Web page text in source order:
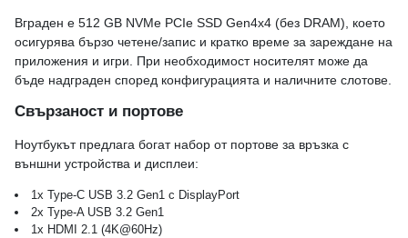
Вграден е 512 GB NVMe PCIe SSD Gen4x4 (без DRAM), което
осигурява бързо четене/запис и кратко време за зареждане на
приложения и игри. При необходимост носителят може да
бъде надграден според конфигурацията и наличните слотове.
Свързаност и портове
Ноутбукът предлага богат набор от портове за връзка с
външни устройства и дисплеи:
1x Type-C USB 3.2 Gen1 с DisplayPort
2x Type-A USB 3.2 Gen1
1x HDMI 2.1 (4K@60Hz)